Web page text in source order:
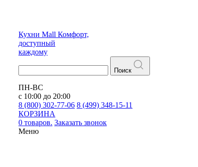
Кухни Mall Комфорт,
доступный
каждому
Поиск
ПН-ВС
с 10:00 до 20:00
8 (800) 302-77-06 8 (499) 348-15-11
КОРЗИНА
0 товаров. Заказать звонок
Меню